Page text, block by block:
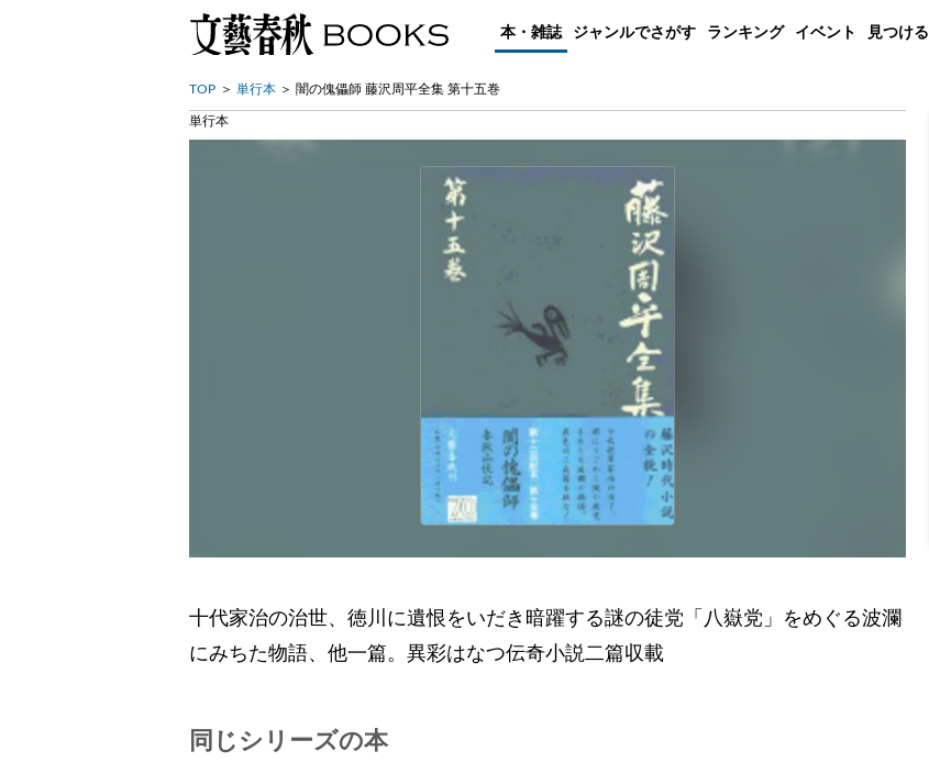
本・雑誌 ジャンルでさがす ランキング イベント 見つける
TOP 単行本 闇の傀儡師 藤沢周平全集 第十五巻
単行本
十代家治の治世、徳川に遺恨をいだき暗躍する謎の徒党「八嶽党」をめぐる波瀾
にみちた物語、他一篇。異彩はなつ伝奇小説二篇収載
同じシリーズの本